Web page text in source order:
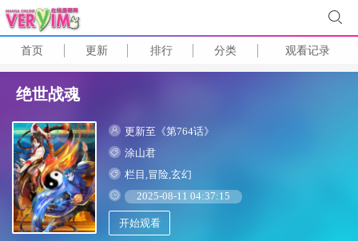
首页 更新 排行 分类 观看记录
绝世战魂
更新至《第764话》
涂山君
栏目,冒险,玄幻
2025-08-11 04:37:15
开始观看